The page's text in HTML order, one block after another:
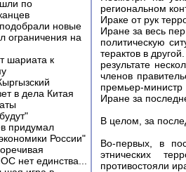
по
новые
ограничения на
шариата к
в дела Китая
придумал
России"
нет единства...
региональном
Ираке от рук
Иране за весь
политическую
терактов в
результате
членов
премьер-
Иране за
В целом, за
Во-первых, в
этнических
противостояли